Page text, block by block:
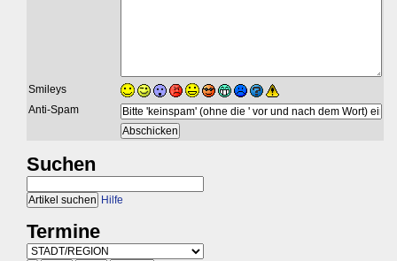
Smileys
Anti-Spam
Suchen
Hilfe
Termine